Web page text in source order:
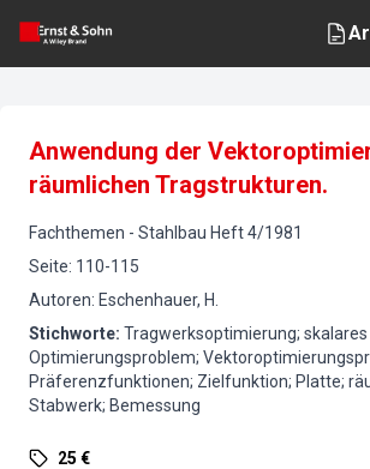
Anwendung der
räumlichen Tragstrukturen.
Fachthemen - Stahlbau Heft4/1981
Seite: 110-115
Autoren: Eschenhauer, H.
Stichworte: Tragwerksoptimierung; skalares
Optimierungsproblem;
Präferenzfunktionen; Zielfunktion; Platte;
Stabwerk; Bemessung
25 €